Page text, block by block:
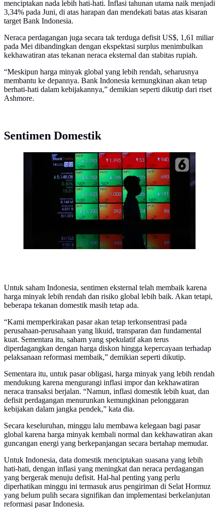
menciptakan nada lebih hati-hati. Inflasi tahunan utama naik menjadi
3,34% pada Juni, di atas harapan dan mendekati batas atas kisaran
target Bank Indonesia.
Neraca perdagangan juga secara tak terduga defisit US$, 1,61 miliar
pada Mei dibandingkan dengan ekspektasi surplus menimbulkan
kekhawatiran atas tekanan neraca eksternal dan stabitas rupiah.
“Meskipun harga minyak global yang lebih rendah, seharusnya
membantu ke depannya. Bank Indonesia kemungkinan akan tetap
berhati-hati dalam kebijakannya,” demikian seperti dikutip dari riset
Ashmore.
Sentimen Domestik
Pekerja melintas di dekat layar digital pergerakan
saham di Gedung BEI, Jakarta. (Liputan6.com/Angga
Untuk saham Indonesia, sentimen eksternal telah membaik karena
harga minyak lebih rendah dan risiko global lebih baik. Akan tetapi,
beberapa tekanan domestik masih tetap ada.
“Kami memperkirakan pasar akan tetap terkonsentrasi pada
perusahaan-perusahaan yang likuid, transparan dan fundamental
kuat. Sementara itu, saham yang spekulatif akan terus
diperdagangkan dengan harga diskon hingga kepercayaan terhadap
pelaksanaan reformasi membaik,” demikian seperti dikutip.
Sementara itu, untuk pasar obligasi, harga minyak yang lebih rendah
mendukung karena mengurangi inflasi impor dan kekhawatiran
neraca transaksi berjalan. “Namun, inflasi domestik lebih kuat, dan
defisit perdagangan menurunkan kemungkinan pelonggaran
kebijakan dalam jangka pendek,” kata dia.
Secara keseluruhan, minggu lalu membawa kelegaan bagi pasar
global karena harga minyak kembali normal dan kekhawatiran akan
guncangan energi yang berkepanjangan secara bertahap memudar.
Untuk Indonesia, data domestik menciptakan suasana yang lebih
hati-hati, dengan inflasi yang meningkat dan neraca perdagangan
yang bergerak menuju defisit. Hal-hal penting yang perlu
diperhatikan minggu ini termasuk arus pengiriman di Selat Hormuz
yang belum pulih secara signifikan dan implementasi berkelanjutan
reformasi pasar Indonesia.